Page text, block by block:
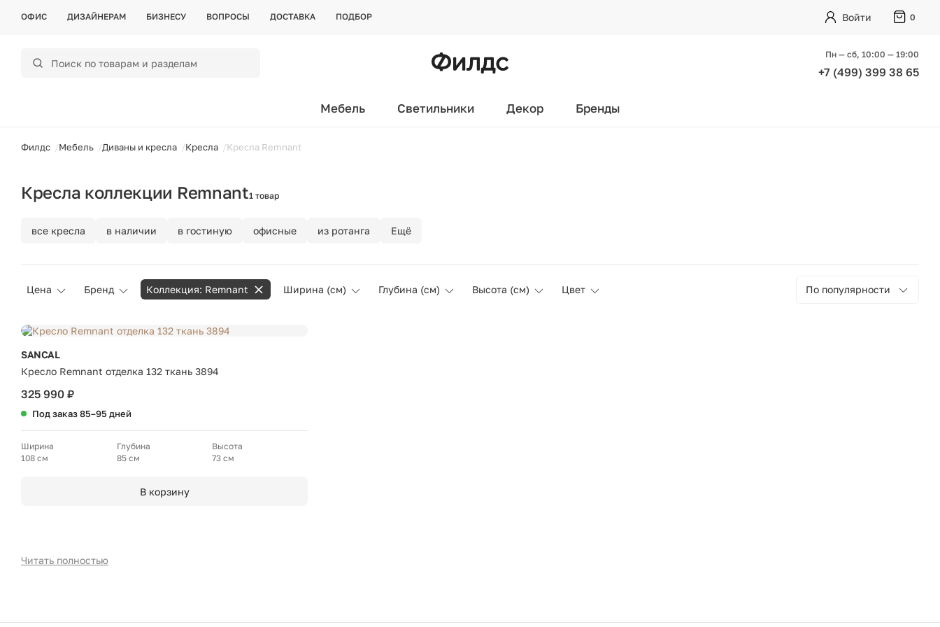
ОФИС ДИЗАЙНЕРАМ БИЗНЕСУ ВОПРОСЫ ДОСТАВКА ПОДБОР Войти 0
Пн — сб, 10:00 — 19:00
+7 (499) 399 38 65
Мебель Светильники Декор Бренды
Филдс Мебель Диваны и кресла Кресла Кресла Remnant
Кресла коллекции Remnant1 товар
все кресла в наличии в гостиную офисные из ротанга Ещё
Цена Бренд Коллекция: Remnant Ширина (см) Глубина (см) Высота (см) Цвет По популярности
SANCAL
Кресло Remnant отделка 132 ткань 3894
325 990 ₽
Под заказ 85–95 дней
Ширина
108 см
Глубина
85 см
Высота
73 см
В корзину
Читать полностью